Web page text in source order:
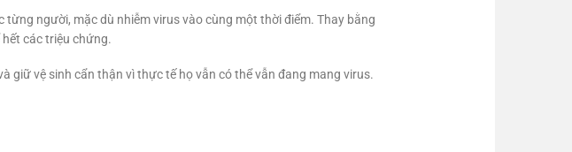
người, mặc dù nhiễm virus vào cùng một thời điểm. Thay bằng
các triệu chứng.
giữ vệ sinh cẩn thận vì thực tế họ vẫn có thể vẫn đang mang virus.